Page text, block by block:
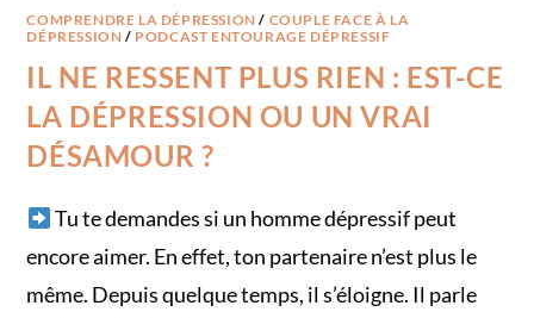
COMPRENDRE LA DÉPRESSION / COUPLE FACE À LA
DÉPRESSION / PODCAST ENTOURAGE DÉPRESSIF
IL NE RESSENT PLUS RIEN : EST-CE
LA DÉPRESSION OU UN VRAI
DÉSAMOUR ?
Tu te demandes si un homme dépressif peut
encore aimer​. En effet, ton partenaire n’est plus le
même. Depuis quelque temps, il s’éloigne. Il parle